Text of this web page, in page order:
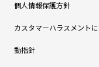
個人情報保護方針
カスタマーハラスメント
動指針